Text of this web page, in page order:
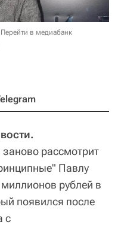
Перейти в медиабанк
рассмотрит
Павлу
рублей в
появился после
с